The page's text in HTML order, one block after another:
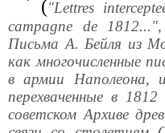
("Lettres
campagne de
Письма А. Бейля из
как многочисленные
в армии Наполеона,
перехваченные в
советском Архиве